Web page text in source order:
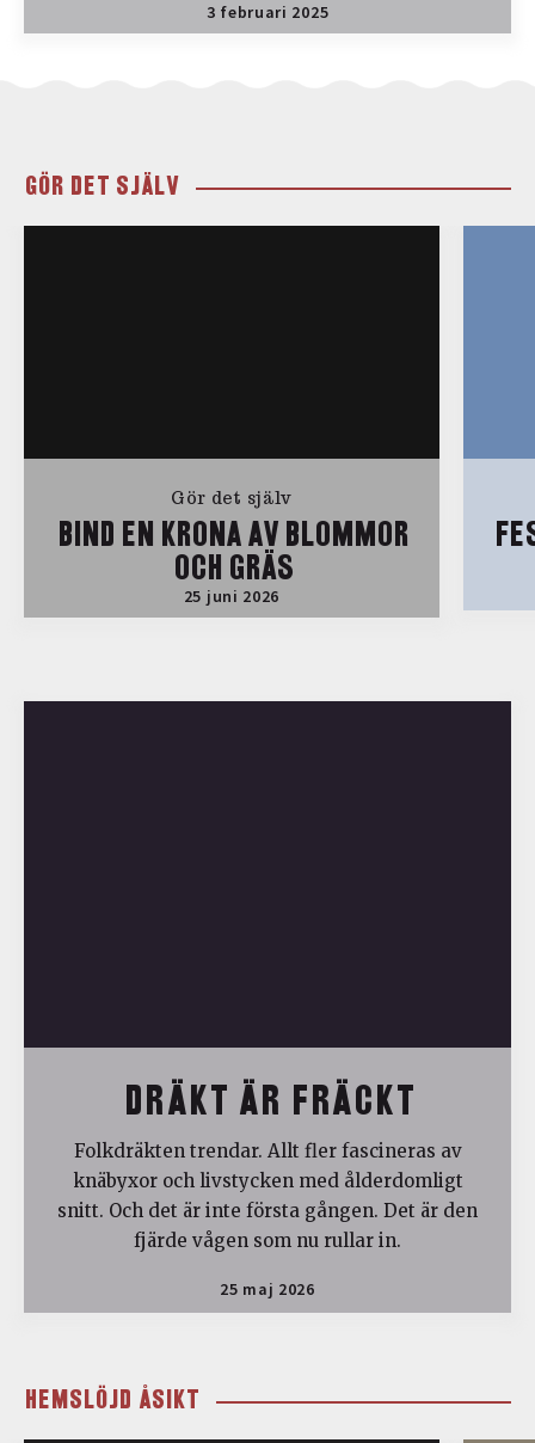
3 februari 2025
GÖR DET SJÄLV
Gör det själv
BIND EN KRONA AV BLOMMOR
OCH GRÄS
25 juni 2026
DRÄKT ÄR FRÄCKT
Folkdräkten trendar. Allt fler fascineras av
knäbyxor och livstycken med ålderdomligt
snitt. Och det är inte första gången. Det är den
fjärde vågen som nu rullar in.
25 maj 2026
HEMSLÖJD ÅSIKT